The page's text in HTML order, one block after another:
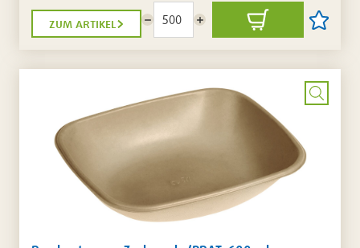
zum artikel
Menge
reduzieren
Menge
erhöhen
In
den
Artikel
setzen
/
Bild